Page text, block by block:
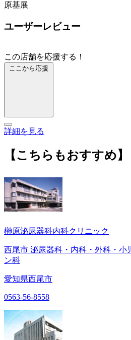
原基展
ユーザーレビュー
この店舗を応援する！
ここから応援
詳細を見る
【こちらもおすすめ】
榊原泌尿器科内科クリニック
西尾市 泌尿器科・内科・外科・小
ン科
愛知県西尾市
0563-56-8558